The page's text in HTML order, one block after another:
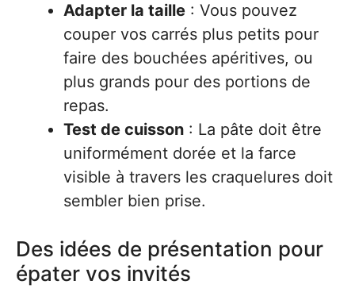
Adapter la taille : Vous pouvez
couper vos carrés plus petits pour
faire des bouchées apéritives, ou
plus grands pour des portions de
repas.
Test de cuisson : La pâte doit être
uniformément dorée et la farce
visible à travers les craquelures doit
sembler bien prise.
Des idées de présentation pour
épater vos invités